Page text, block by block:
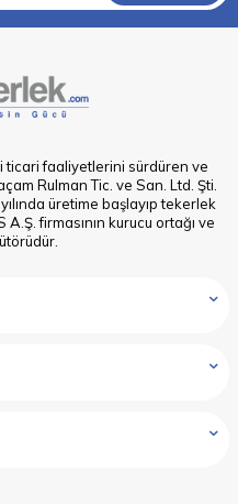
ticari faaliyetlerini sürdüren ve
Rulman Tic. ve San. Ltd. Şti.
üretime başlayıp tekerlek
firmasının kurucu ortağı ve